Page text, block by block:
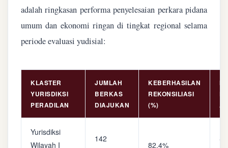
adalah ringkasan performa penyelesaian perkara pidana
umum dan ekonomi ringan di tingkat regional selama
periode evaluasi yudisial:
KLASTER
YURISDIKSI
PERADILAN
JUMLAH
BERKAS
DIAJUKAN
KEBERHASILAN
REKONSILIASI
(%)
Yurisdiksi
Wilayah I
142
82.4%